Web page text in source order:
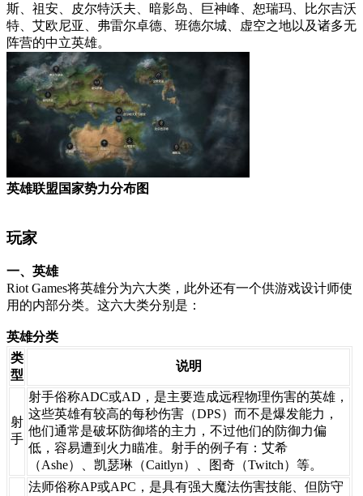
斯、祖安、皮尔特沃夫、暗影岛、巨神峰、恕瑞玛、比尔吉沃
特、艾欧尼亚、弗雷尔卓德、班德尔城、虚空之地以及诸多无
阵营的中立英雄。
英雄联盟国家势力分布图
玩家
一、英雄
Riot Games将英雄分为六大类，此外还有一个供游戏设计师使
用的内部分类。这六大类分别是：
英雄分类
类
型​
​说明
​射
手
​射手俗称ADC或AD，是主要造成远程物理伤害的英雄，
这些英雄有较高的每秒伤害（DPS）而不是爆发能力，
他们通常是破坏防御塔的主力，不过他们的防御力偏
低，容易遭到火力瞄准。射手的例子有：艾希
（Ashe）、凯瑟琳（Caitlyn）、图奇（Twitch）等。
​法师俗称AP或APC，是具有强大魔法伤害技能、但防守